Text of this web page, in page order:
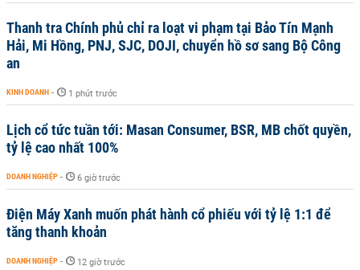
Thanh tra Chính phủ chỉ ra loạt vi phạm tại Bảo Tín Mạnh
Hải, Mi Hồng, PNJ, SJC, DOJI, chuyển hồ sơ sang Bộ Công
an
KINH DOANH - 1 phút trước
Lịch cổ tức tuần tới: Masan Consumer, BSR, MB chốt quyền,
tỷ lệ cao nhất 100%
DOANH NGHIỆP - 6 giờ trước
Điện Máy Xanh muốn phát hành cổ phiếu với tỷ lệ 1:1 để
tăng thanh khoản
DOANH NGHIỆP - 12 giờ trước